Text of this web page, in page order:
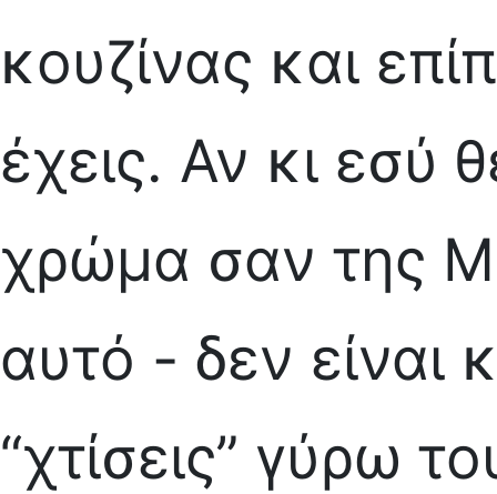
κουζίνας και
έχεις. Αν κι εσύ
χρώμα σαν της
αυτό - δεν
“χτίσεις” γύρω